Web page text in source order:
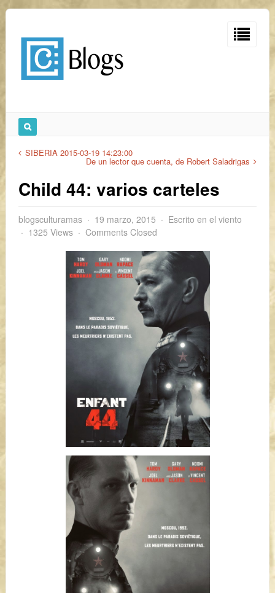
SIBERIA 2015-03-19 14:23:00
De un lector que cuenta, de Robert Saladrigas
Child 44: varios carteles
blogsculturamas 19 marzo, 2015
Escrito en el viento
1325 Views
Comments Closed